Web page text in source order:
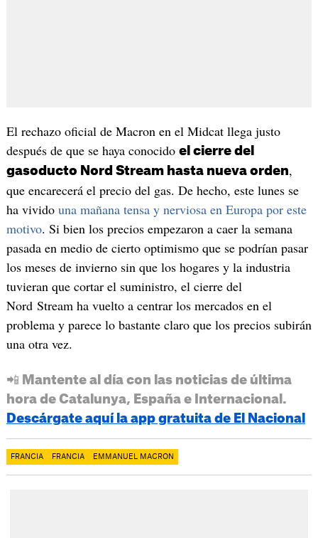
El rechazo oficial de Macron en el Midcat llega justo
después de que se haya conocido el cierre del
gasoducto Nord Stream hasta nueva orden,
que encarecerá el precio del gas. De hecho, este lunes se
ha vivido una mañana tensa y nerviosa en Europa por este
motivo. Si bien los precios empezaron a caer la semana
pasada en medio de cierto optimismo que se podrían pasar
los meses de invierno sin que los hogares y la industria
tuvieran que cortar el suministro, el cierre del
Nord Stream ha vuelto a centrar los mercados en el
problema y parece lo bastante claro que los precios subirán
una otra vez.
📲 Mantente al día con las noticias de última
hora de Catalunya, España e Internacional.
Descárgate aquí la app gratuita de El Nacional
FRANCIA FRANCIA EMMANUEL MACRON